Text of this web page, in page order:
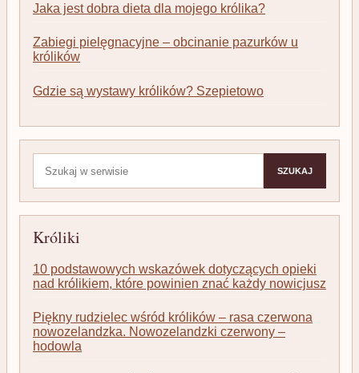
Jaka jest dobra dieta dla mojego królika?
Zabiegi pielęgnacyjne – obcinanie pazurków u
królików
Gdzie są wystawy królików? Szepietowo
Szukaj:
SZUKAJ
Króliki
10 podstawowych wskazówek dotyczących opieki
nad królikiem, które powinien znać każdy nowicjusz
Piękny rudzielec wśród królików – rasa czerwona
nowozelandzka. Nowozelandzki czerwony –
hodowla